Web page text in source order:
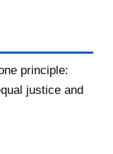
56
55
principle:
justice and